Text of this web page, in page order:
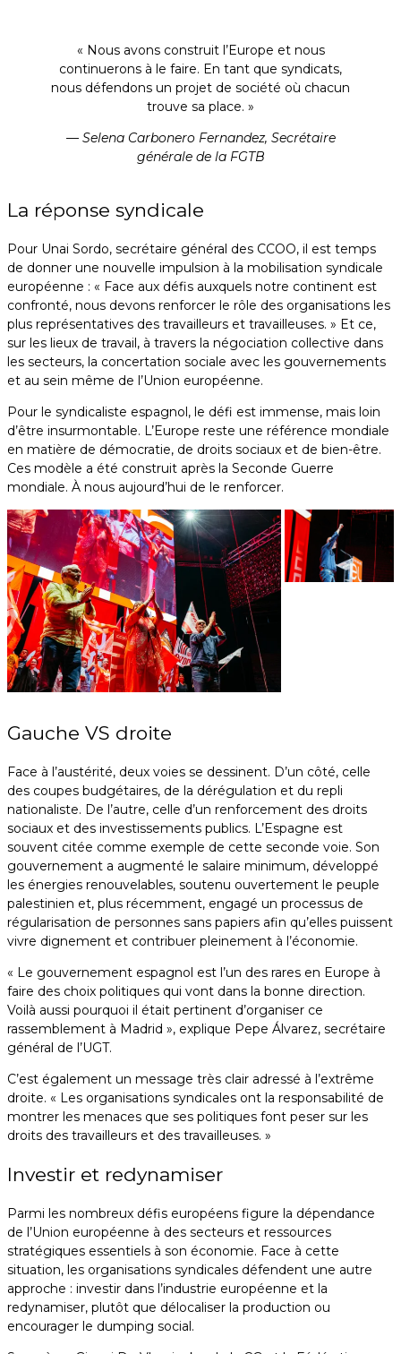
« Nous avons construit l’Europe et nous
continuerons à le faire. En tant que syndicats,
nous défendons un projet de société où chacun
trouve sa place. »
— Selena Carbonero Fernandez, Secrétaire
générale de la FGTB
La réponse syndicale
Pour Unai Sordo, secrétaire général des CCOO, il est temps
de donner une nouvelle impulsion à la mobilisation syndicale
européenne : « Face aux défis auxquels notre continent est
confronté, nous devons renforcer le rôle des organisations les
plus représentatives des travailleurs et travailleuses. » Et ce,
sur les lieux de travail, à travers la négociation collective dans
les secteurs, la concertation sociale avec les gouvernements
et au sein même de l’Union européenne.
Pour le syndicaliste espagnol, le défi est immense, mais loin
d’être insurmontable. L’Europe reste une référence mondiale
en matière de démocratie, de droits sociaux et de bien-être.
Ces modèle a été construit après la Seconde Guerre
mondiale. À nous aujourd’hui de le renforcer.
Gauche VS droite
Face à l’austérité, deux voies se dessinent. D’un côté, celle
des coupes budgétaires, de la dérégulation et du repli
nationaliste. De l’autre, celle d’un renforcement des droits
sociaux et des investissements publics. L’Espagne est
souvent citée comme exemple de cette seconde voie. Son
gouvernement a augmenté le salaire minimum, développé
les énergies renouvelables, soutenu ouvertement le peuple
palestinien et, plus récemment, engagé un processus de
régularisation de personnes sans papiers afin qu’elles puissent
vivre dignement et contribuer pleinement à l’économie.
« Le gouvernement espagnol est l’un des rares en Europe à
faire des choix politiques qui vont dans la bonne direction.
Voilà aussi pourquoi il était pertinent d’organiser ce
rassemblement à Madrid », explique Pepe Álvarez, secrétaire
général de l’UGT.
C’est également un message très clair adressé à l’extrême
droite. « Les organisations syndicales ont la responsabilité de
montrer les menaces que ses politiques font peser sur les
droits des travailleurs et des travailleuses. »
Investir et redynamiser
Parmi les nombreux défis européens figure la dépendance
de l’Union européenne à des secteurs et ressources
stratégiques essentiels à son économie. Face à cette
situation, les organisations syndicales défendent une autre
approche : investir dans l’industrie européenne et la
redynamiser, plutôt que délocaliser la production ou
encourager le dumping social.